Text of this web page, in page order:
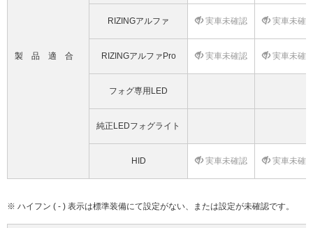
製品適合
RIZINGアルファ 実車未確認 実車未確
RIZINGアルファPro 実車未確認 実車未確
フォグ専用LED
純正LEDフォグライト
HID 実車未確認 実車未確
※ ハイフン ( - ) 表示は標準装備にて設定がない、または設定が未確認です。